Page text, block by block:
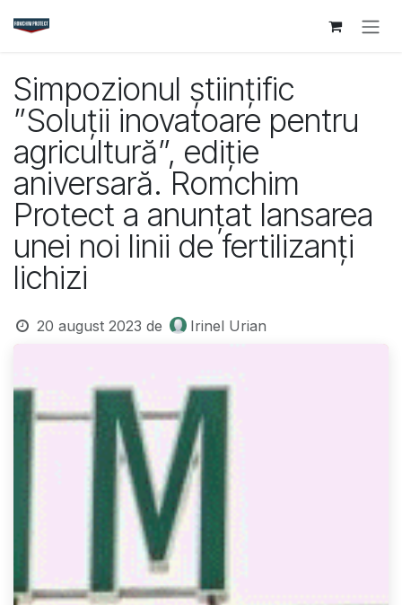
Simpozionul științific
”Soluții inovatoare pentru
agricultură”, ediție
aniversară. Romchim
Protect a anunțat lansarea
unei noi linii de fertilizanți
lichizi
20 august 2023 de Irinel Urian